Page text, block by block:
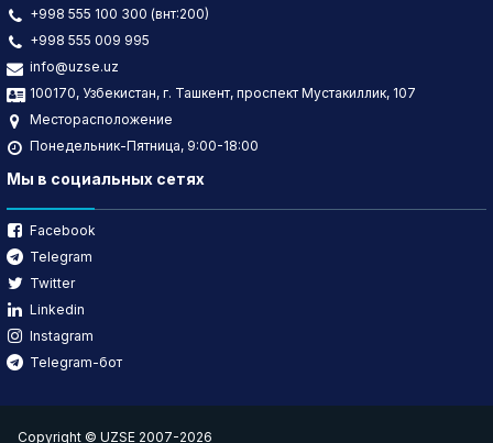
+998 555 100 300 (внт:200)
+998 555 009 995
info@uzse.uz
100170, Узбекистан, г. Ташкент, проспект Мустакиллик, 107
Месторасположение
Понедельник-Пятница, 9:00-18:00
Мы в социальных сетях
Facebook
Telegram
Twitter
Linkedin
Instagram
Telegram-бот
Copyright © UZSE 2007-2026